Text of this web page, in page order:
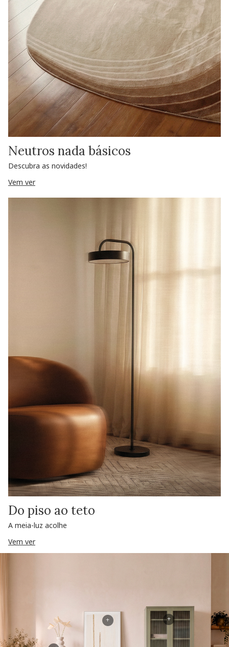
Neutros nada básicos
Descubra as novidades!
Vem ver
Do piso ao teto
A meia-luz acolhe
Vem ver
+
+